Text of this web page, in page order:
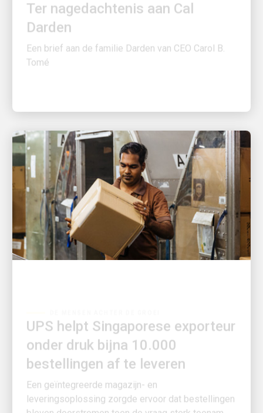
Darden
Een brief aan de familie Darden van CEO Carol B.
Tomé
onder druk bijna 10.000
bestellingen af te leveren
Een geïntegreerde magazijn- en
leveringsoplossing zorgde ervoor dat bestellingen
bleven doorstromen toen de vraag sterk toenam.